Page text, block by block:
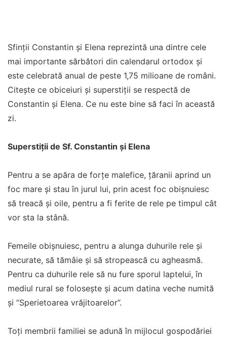
Sfinții Constantin și Elena reprezintă una dintre cele
mai importante sărbători din calendarul ortodox și
este celebrată anual de peste 1,75 milioane de români.
Citește ce obiceiuri și superstiții se respectă de
Constantin și Elena. Ce nu este bine să faci în această
zi.
Superstiții de Sf. Constantin și Elena
Pentru a se apăra de forțe malefice, țăranii aprind un
foc mare și stau în jurul lui, prin acest foc obișnuiesc
să treacă și oile, pentru a fi ferite de rele pe timpul cât
vor sta la stână.
Femeile obișnuiesc, pentru a alunga duhurile rele și
necurate, să tămâie și să stropească cu agheasmă.
Pentru ca duhurile rele să nu fure sporul laptelui, în
mediul rural se folosește și acum datina veche numită
și “Sperietoarea vrăjitoarelor”.
Toți membrii familiei se adună în mijlocul gospodăriei